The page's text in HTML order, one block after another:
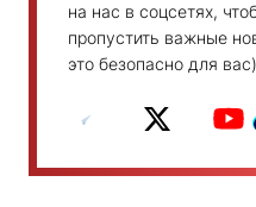
на нас в соцсетях,
пропустить важные
это безопасно для вас)